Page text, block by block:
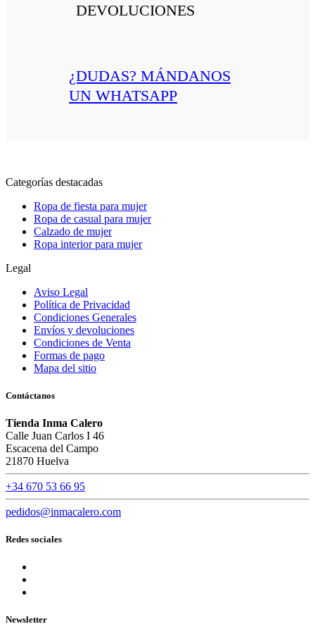
DEVOLUCIONES
¿DUDAS? MÁNDANOS
UN WHATSAPP
Categorías destacadas
Ropa de fiesta para mujer
Ropa de casual para mujer
Calzado de mujer
Ropa interior para mujer
Legal
Aviso Legal
Política de Privacidad
Condiciones Generales
Envíos y devoluciones
Condiciones de Venta
Formas de pago
Mapa del sitio
Contáctanos
Tienda Inma Calero
Calle Juan Carlos I 46
Escacena del Campo
21870 Huelva
+34 670 53 66 95
pedidos@inmacalero.com
Redes sociales
Newsletter